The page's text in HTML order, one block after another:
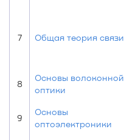
7 Общая теория связи
8
Основы волоконной
оптики
9
Основы
оптоэлектроники